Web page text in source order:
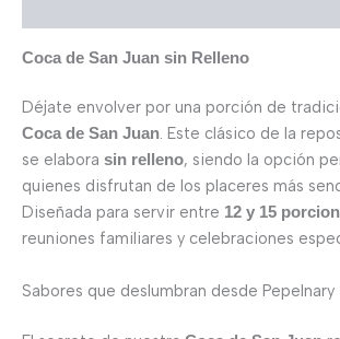
Coca de San Juan sin Relleno
Déjate envolver por una porción de
Coca de San Juan. Este clásico de la
se elabora sin relleno, siendo la opción
quienes disfrutan de los placeres más
Diseñada para servir entre 12 y 15
reuniones familiares y celebraciones
Sabores que deslumbran desde Pepelnary